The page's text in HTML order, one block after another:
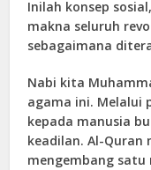
Inilah konsep
makna seluruh
sebagaimana
Nabi kita
agama ini. Melalui
kepada manusia
keadilan. Al-Quran
mengembang satu